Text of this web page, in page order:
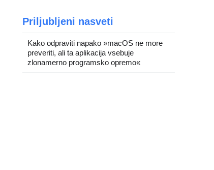
Priljubljeni nasveti
Kako odpraviti napako »macOS ne more
preveriti, ali ta aplikacija vsebuje
zlonamerno programsko opremo«